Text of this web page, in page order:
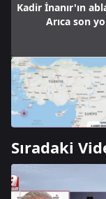
Kadir İnanır'ın
Arıca son
Sıradaki